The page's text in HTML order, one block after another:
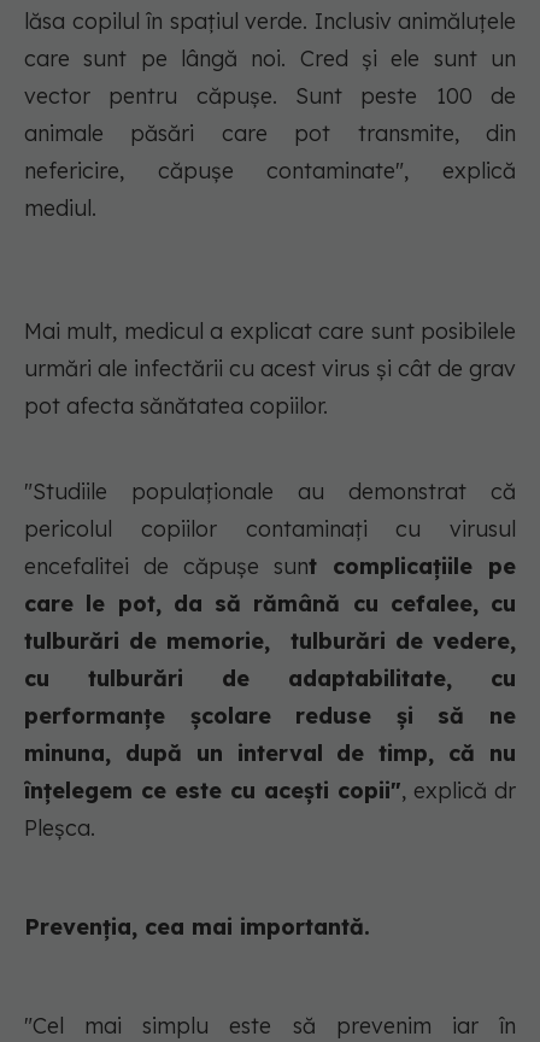
lăsa copilul în spațiul verde. Inclusiv animăluțele
care sunt pe lângă noi. Cred și ele sunt un
vector pentru căpușe. Sunt peste 100 de
animale păsări care pot transmite, din
nefericire, căpușe contaminate", explică
mediul.
Mai mult, medicul a explicat care sunt posibilele
urmări ale infectării cu acest virus și cât de grav
pot afecta sănătatea copiilor.
"Studiile populaționale au demonstrat că
pericolul copiilor contaminați cu virusul
encefalitei de căpușe sunt complicațiile pe
care le pot, da să rămână cu cefalee, cu
tulburări de memorie, tulburări de vedere,
cu tulburări de adaptabilitate, cu
performanțe școlare reduse și să ne
minuna, după un interval de timp, că nu
înțelegem ce este cu acești copii", explică dr
Pleșca.
Prevenția, cea mai importantă.
"Cel mai simplu este să prevenim iar în